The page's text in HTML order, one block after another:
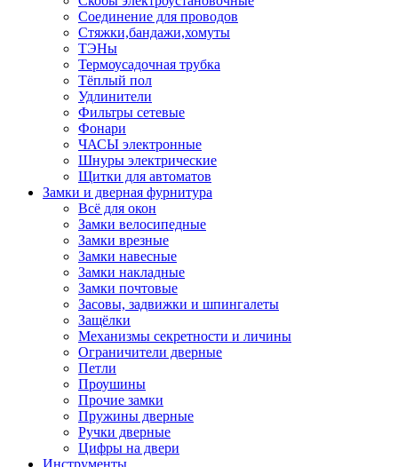
Соединение для проводов
Стяжки,бандажи,хомуты
ТЭНы
Термоусадочная трубка
Тёплый пол
Удлинители
Фильтры сетевые
Фонари
ЧАСЫ электронные
Шнуры электрические
Щитки для автоматов
Замки и дверная фурнитура
Всё для окон
Замки велосипедные
Замки врезные
Замки навесные
Замки накладные
Замки почтовые
Засовы, задвижки и шпингалеты
Защёлки
Механизмы секретности и личины
Ограничители дверные
Петли
Проушины
Прочие замки
Пружины дверные
Ручки дверные
Цифры на двери
Инструменты